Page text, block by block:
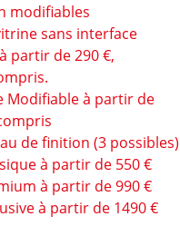
modifiables
sans interface
partir de 290 €,
Modifiable à partir de
de finition (3 possibles)
à partir de 550 €
à partir de 990 €
à partir de 1490 €